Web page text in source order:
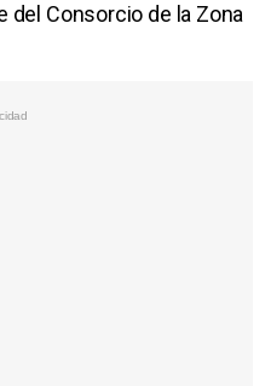
del Consorcio de la Zona